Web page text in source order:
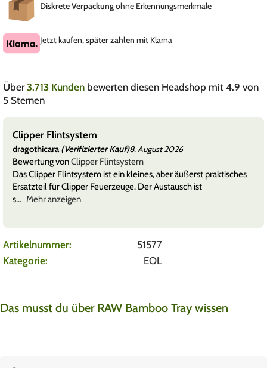
Diskrete Verpackungohne Erkennungsmerkmale
Jetzt kaufen,später zahlen mit Klarna
Über3.713 Kunden bewerten diesen Headshop mit 4.9 von
5 Sternen
Clipper Flintsystem
dragothicara(Verifizierter Kauf)8. August 2026
Bewertung vonClipper Flintsystem
Das Clipper Flintsystem ist ein kleines, aber äußerst praktisches
Ersatzteil für Clipper Feuerzeuge. Der Austausch ist
s
Mehr anzeigen
Artikelnummer:
51577
Kategorie:
EOL
Das musst du über RAW Bamboo Tray wissen